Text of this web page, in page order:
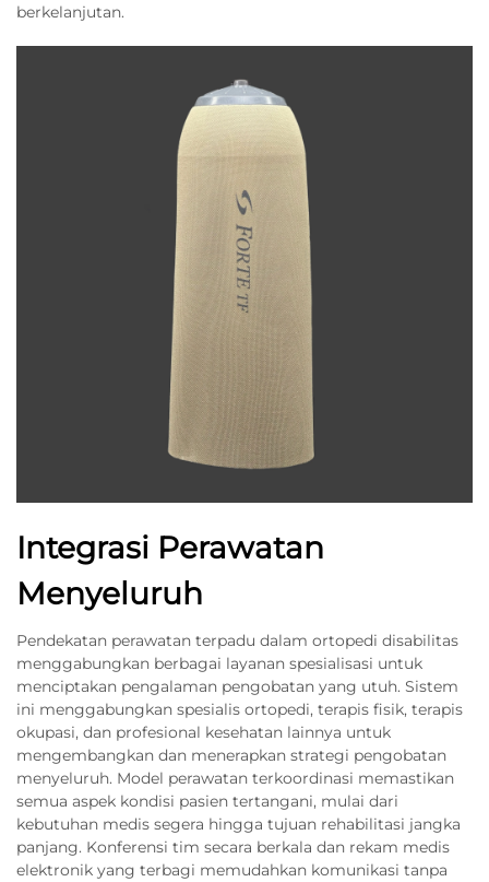
berkelanjutan.
Integrasi Perawatan
Menyeluruh
Pendekatan perawatan terpadu dalam ortopedi disabilitas
menggabungkan berbagai layanan spesialisasi untuk
menciptakan pengalaman pengobatan yang utuh. Sistem
ini menggabungkan spesialis ortopedi, terapis fisik, terapis
okupasi, dan profesional kesehatan lainnya untuk
mengembangkan dan menerapkan strategi pengobatan
menyeluruh. Model perawatan terkoordinasi memastikan
semua aspek kondisi pasien tertangani, mulai dari
kebutuhan medis segera hingga tujuan rehabilitasi jangka
panjang. Konferensi tim secara berkala dan rekam medis
elektronik yang terbagi memudahkan komunikasi tanpa